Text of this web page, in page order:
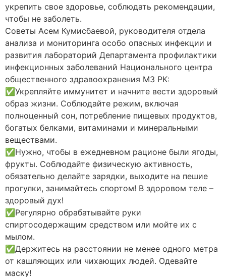
укрепить свое здоровье, соблюдать рекомендации,
чтобы не заболеть.
Советы Асем Кумисбаевой, руководителя отдела
анализа и мониторинга особо опасных инфекции и
развития лабораторий Департамента профилактики
инфекционных заболеваний Национального центра
общественного здравоохранения МЗ РК:
✅Укрепляйте иммунитет и начните вести здоровый
образ жизни. Соблюдайте режим, включая
полноценный сон, потребление пищевых продуктов,
богатых белками, витаминами и минеральными
веществами.
✅Нужно, чтобы в ежедневном рационе были ягоды,
фрукты. Соблюдайте физическую активность,
обязательно делайте зарядки, выходите на пешие
прогулки, занимайтесь спортом! В здоровом теле –
здоровый дух!
✅Регулярно обрабатывайте руки
спиртосодержащим средством или мойте их с
мылом.
✅Держитесь на расстоянии не менее одного метра
от кашляющих или чихающих людей. Одевайте
маску!